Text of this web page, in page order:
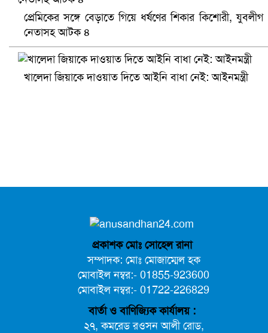
সৌদিতে ব্যাপক ধরপাকড়, এক সপ্তাহেই ২১ হাজারের বেশি
প্রেমিকের সঙ্গে বেড়াতে গিয়ে ধর্ষণের শিকার কিশোরী, যুবলীগ
নেতাসহ আটক ৪
খালেদা জিয়াকে দাওয়াত দিতে আইনি বাধা নেই: আইনমন্ত্রী
প্রকাশক মোঃ সোহেল রানা
সম্পাদক: মোঃ মোজাম্মেল হক
মোবাইল নম্বর:- 01855-923600
মোবাইল নম্বর:- 01722-226829
বার্তা ও বাণিজ্যিক কার্যালয় :
২৭, কমরেড রওসন আলী রোড,